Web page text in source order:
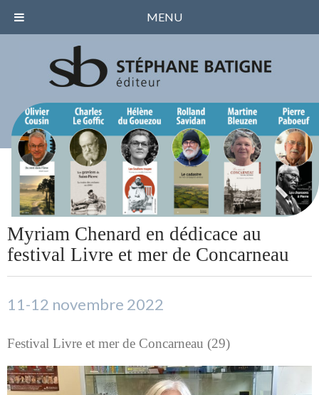
Myriam Chenard en dédicace au
festival Livre et mer de Concarneau
11-12 novembre 2022
Festival Livre et mer de Concarneau (29)
MENU